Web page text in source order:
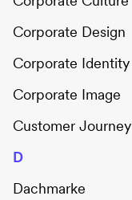
Corporate Design
Corporate Identity
Corporate Image
Customer Journey
D
Dachmarke